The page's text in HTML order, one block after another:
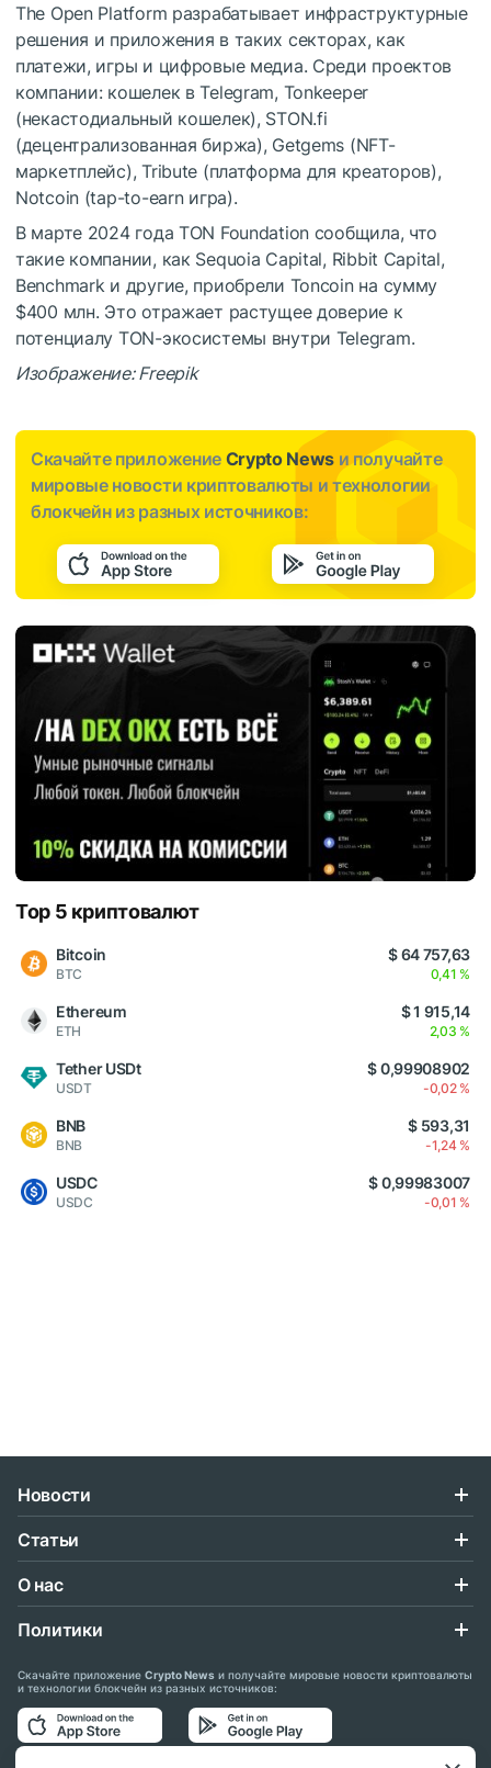
The Open Platform разрабатывает инфраструктурные
решения и приложения в таких секторах, как
платежи, игры и цифровые медиа. Среди проектов
компании: кошелек в Telegram, Tonkeeper
(некастодиальный кошелек), STON.fi
(децентрализованная биржа), Getgems (NFT-
маркетплейс), Tribute (платформа для креаторов),
Notcoin (tap-to-earn игра).
В марте 2024 года TON Foundation сообщила, что
такие компании, как Sequoia Capital, Ribbit Capital,
Benchmark и другие, приобрели Toncoin на сумму
$400 млн. Это отражает растущее доверие к
потенциалу TON-экосистемы внутри Telegram.
Изображение: Freepik
Скачайте приложение Crypto News и получайте
мировые новости криптовалюты и технологии
блокчейн из разных источников:
Top 5 криптовалют
Bitcoin
BTC
$ 64 757,63
0,41 %
Ethereum
ETH
$ 1 915,14
2,03 %
Tether USDt
USDT
$ 0,99908902
-0,02 %
BNB
BNB
$ 593,31
-1,24 %
USDC
USDC
$ 0,99983007
-0,01 %
Новости
Статьи
О нас
Политики
Скачайте приложение Crypto News и получайте мировые новости криптовалюты
и технологии блокчейн из разных источников: